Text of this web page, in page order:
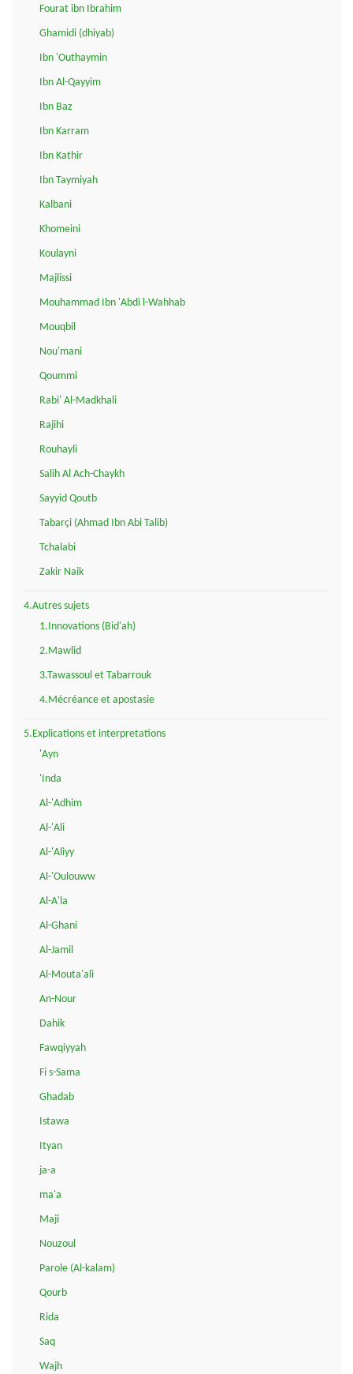
Fourat ibn Ibrahim
Ghamidi (dhiyab)
Ibn 'Outhaymin
Ibn Al-Qayyim
Ibn Baz
Ibn Karram
Ibn Kathir
Ibn Taymiyah
Kalbani
Khomeini
Koulayni
Majlissi
Mouhammad Ibn 'Abdi l-Wahhab
Mouqbil
Nou'mani
Qoummi
Rabi' Al-Madkhali
Rajihi
Rouhayli
Salih Al Ach-Chaykh
Sayyid Qoutb
Tabarçi (Ahmad Ibn Abi Talib)
Tchalabi
Zakir Naik
4.Autres sujets
1.Innovations (Bid'ah)
2.Mawlid
3.Tawassoul et Tabarrouk
4.Mécréance et apostasie
5.Explications et interpretations
'Ayn
'Inda
Al-'Adhim
Al-'Ali
Al-'Aliyy
Al-'Oulouww
Al-A'la
Al-Ghani
Al-Jamil
Al-Mouta'ali
An-Nour
Dahik
Fawqiyyah
Fi s-Sama
Ghadab
Istawa
Ityan
ja-a
ma'a
Maji
Nouzoul
Parole (Al-kalam)
Qourb
Rida
Saq
Wajh